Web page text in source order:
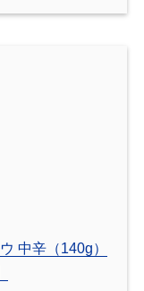
中辛（140g）